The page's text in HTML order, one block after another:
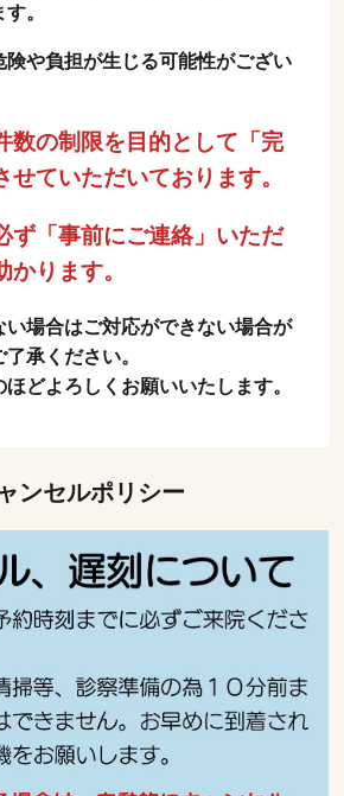
。
険や負担が生じる可能性がござい
数の制限を目的として「完
せていただいております。
ず「事前にご連絡」いただ
ります。
い場合はご対応ができない場合が
承ください。
どよろしくお願いいたします。
ンセルポリシー